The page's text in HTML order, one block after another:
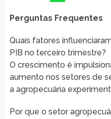
Perguntas Frequentes
Quais fatores
PIB no terceiro trimestre?
O crescimento é
aumento nos setores de
a agropecuária
Por que o setor